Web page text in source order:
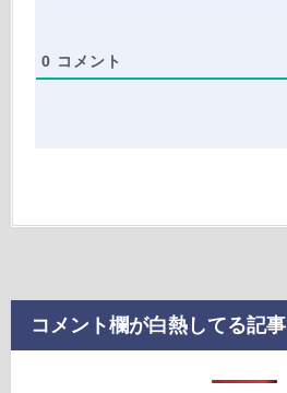
0 コメント
コメント欄が白熱してる記事